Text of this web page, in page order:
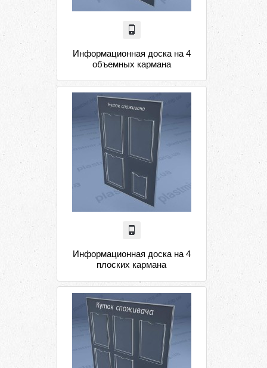
Информационная доска на 4
объемных кармана
Информационная доска на 4
плоских кармана